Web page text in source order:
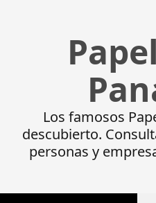
Los famosos
descubierto.
personas y